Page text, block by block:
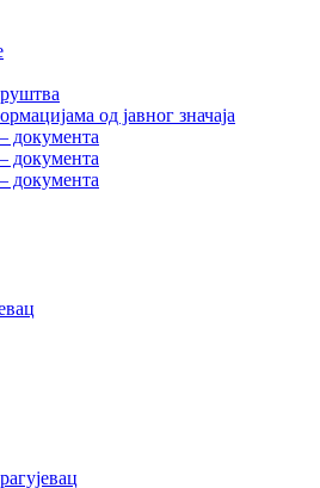
од јавног значаја
документа
документа
документа